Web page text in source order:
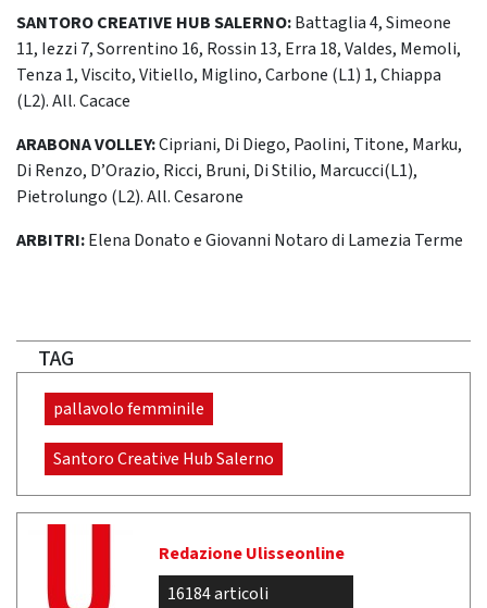
SANTORO CREATIVE HUB SALERNO:Battaglia 4, Simeone
11, Iezzi 7, Sorrentino 16, Rossin 13, Erra 18, Valdes, Memoli,
Tenza 1, Viscito, Vitiello, Miglino, Carbone (L1) 1, Chiappa
(L2). All. Cacace
ARABONA VOLLEY:Cipriani, Di Diego, Paolini, Titone, Marku,
Di Renzo, D’Orazio, Ricci, Bruni, Di Stilio, Marcucci(L1),
Pietrolungo (L2). All. Cesarone
ARBITRI:Elena Donato e Giovanni Notaro di Lamezia Terme
TAG
pallavolo femminile
Santoro Creative Hub Salerno
Redazione Ulisseonline
16184 articoli